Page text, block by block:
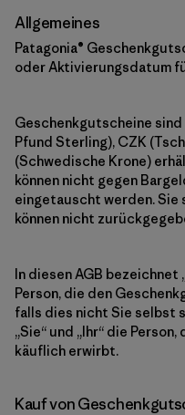
Allgemeines
Patagonia®
oder Aktivierungsdatum
Geschenkgutscheine sind
Pfund Sterling), CZK
(Schwedische Krone)
können nicht gegen
eingetauscht werden.
können nicht
In diesen AGB bezeichnet
Person, die den
falls dies nicht Sie selbst
„Sie“ und „Ihr“ die
käuflich erwirbt.
Kauf von